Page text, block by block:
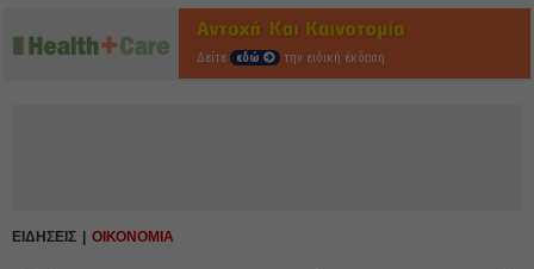
Δείτε εδώ την ειδική έκδοση
ΕΙΔΗΣΕΙΣ ΟΙΚΟΝΟΜΙΑ